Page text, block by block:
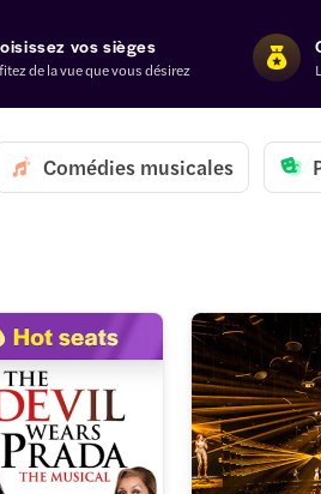
vos sièges
de la vue que vous désirez
Comédies musicales